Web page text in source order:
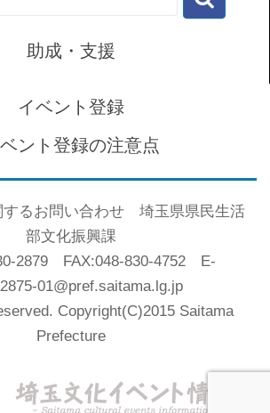
助成・支援
イベント登録
ント登録の注意点
するお問い合わせ 埼玉県県民生活
部文化振興課
2879 FAX:048-830-4752 E-
01@pref.saitama.lg.jp
Copyright(C)2015 Saitama
Prefecture